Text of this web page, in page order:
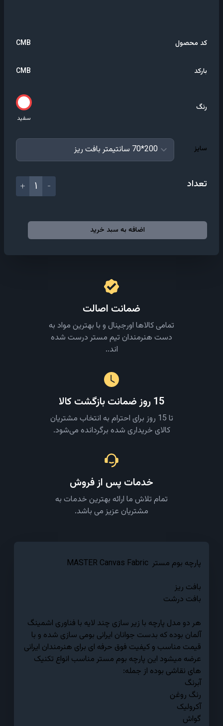
کد محصول CMB
بارکد CMB
رنگ
سفید
سایز
تعداد − ۱ +
اضافه به سبد خرید
ضمانت اصالت
تمامی کالاها اورجینال و با بهترین مواد به
دست هنرمندان تیم مستر درست شده
اند..
15 روز ضمانت بازگشت کالا
تا 15 روز برای احترام به انتخاب مشتریان
کالای خریداری شده برگردانده می‌شود.
خدمات پس از فروش
تمام تلاش ما ارائه بهترین خدمات به
مشتریان عزیز می باشد.
پارچه بوم مستر MASTER Canvas Fabric
بافت ریز
بافت درشت
هر دو مدل پارچه با زیر سازی چند لایه با فناوری اشمینگ
آلمان بوده که بدست جوانان ایرانی بومی سازی شده و با
قیمت مناسب و کیفیت فوق حرفه ای برای هنرمندان ایرانی
عرضه میشود این پارچه بوم مستر مناسب انواع تکنیک
های نقاشی بوده از جمله:
آبرنگ
رنگ روغن
آکرولیک
گواش